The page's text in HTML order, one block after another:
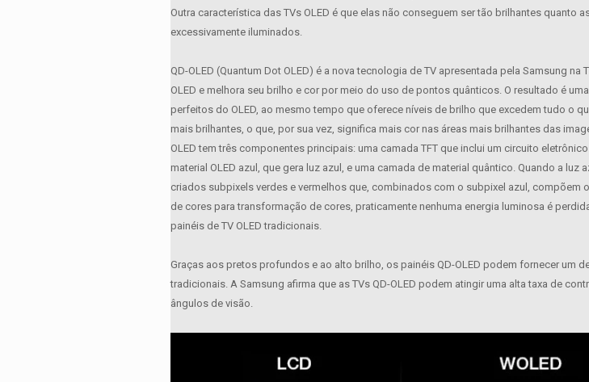
Outra característica das TVs OLED é que elas não conseguem ser tão brilhantes quanto
excessivamente iluminados.
QD-OLED (Quantum Dot OLED) é a nova tecnologia de TV apresentada pela Samsung
OLED e melhora seu brilho e cor por meio do uso de pontos quânticos. O resultado é
perfeitos do OLED, ao mesmo tempo que oferece níveis de brilho que excedem tudo o
mais brilhantes, o que, por sua vez, significa mais cor nas áreas mais brilhantes das
OLED tem três componentes principais: uma camada TFT que inclui um circuito
material OLED azul, que gera luz azul, e uma camada de material quântico. Quando a
criados subpixels verdes e vermelhos que, combinados com o subpixel azul, compõem
de cores para transformação de cores, praticamente nenhuma energia luminosa é
painéis de TV OLED tradicionais.
Graças aos pretos profundos e ao alto brilho, os painéis QD-OLED podem fornecer um
tradicionais. A Samsung afirma que as TVs QD-OLED podem atingir uma alta taxa de
ângulos de visão.